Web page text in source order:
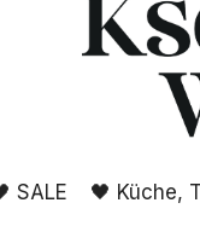
SALE 🖤 Küche,